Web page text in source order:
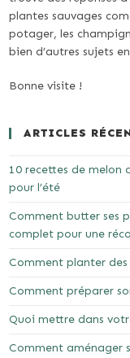
plantes sauvages
potager, les
bien d’autres sujets
Bonne visite !
ARTICLES
10 recettes de melon
pour l’été
Comment butter ses
complet pour une
Comment planter
Comment préparer
Quoi mettre dans
Comment aménager